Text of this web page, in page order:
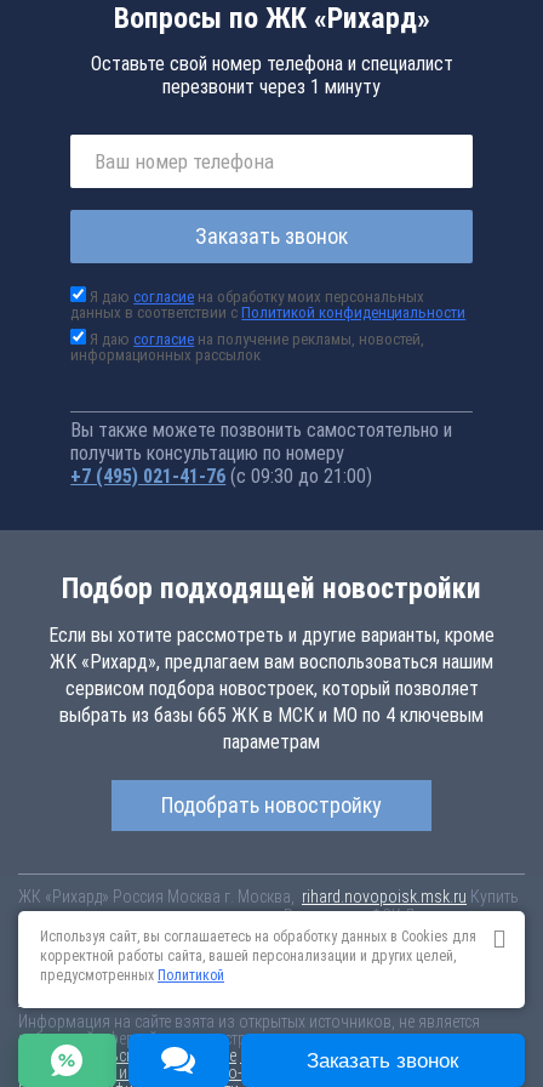
Вопросы по ЖК «Рихард»
Оставьте свой номер телефона и специалист
перезвонит через 1 минуту
Заказать звонок
Я даюсогласие на обработку моих персональных
данных в соответствии сПолитикой конфиденциальности
Я даюсогласие на получение рекламы, новостей,
информационных рассылок
Вы также можете позвонить самостоятельно и
получить консультацию по номеру
+7 (495) 021-41-76 (с 09:30 до 21:00)
Подбор подходящей новостройки
Если вы хотите рассмотреть и другие варианты, кроме
ЖК «Рихард», предлагаем вам воспользоваться нашим
сервисом подбора новостроек, который позволяет
выбрать из базы 665 ЖК в МСК и МО по 4 ключевым
параметрам
Подобрать новостройку
ЖК «Рихард» Россия Москва г. Москва, rihard.novopoisk.msk.ru Купить
квартиру в новом жилом комплексе «Рихард» от «ФСК Лидер» в
Хорошевском районе. Квартиры различных планировок от 15.64 млн
рублей!
Информация на сайте взята из открытых источников, не является
публичной офертой и распространяется для ознакомления.
Пользовательское соглашение
Соглашение о размещении
Пояснение об информационно-рекламном характере сведений
Используя сайт, вы соглашаетесь на обработку данных в Cookies для
корректной работы сайта, вашей персонализации и других целей,
предусмотренных Политикой
Заказать звонок